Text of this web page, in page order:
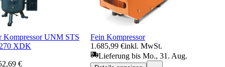
Kompressor UNM STS
XDK
€
Fein Kompressor
1.685,99 €inkl. MwSt.
Lieferung bis Mo., 31. Aug.